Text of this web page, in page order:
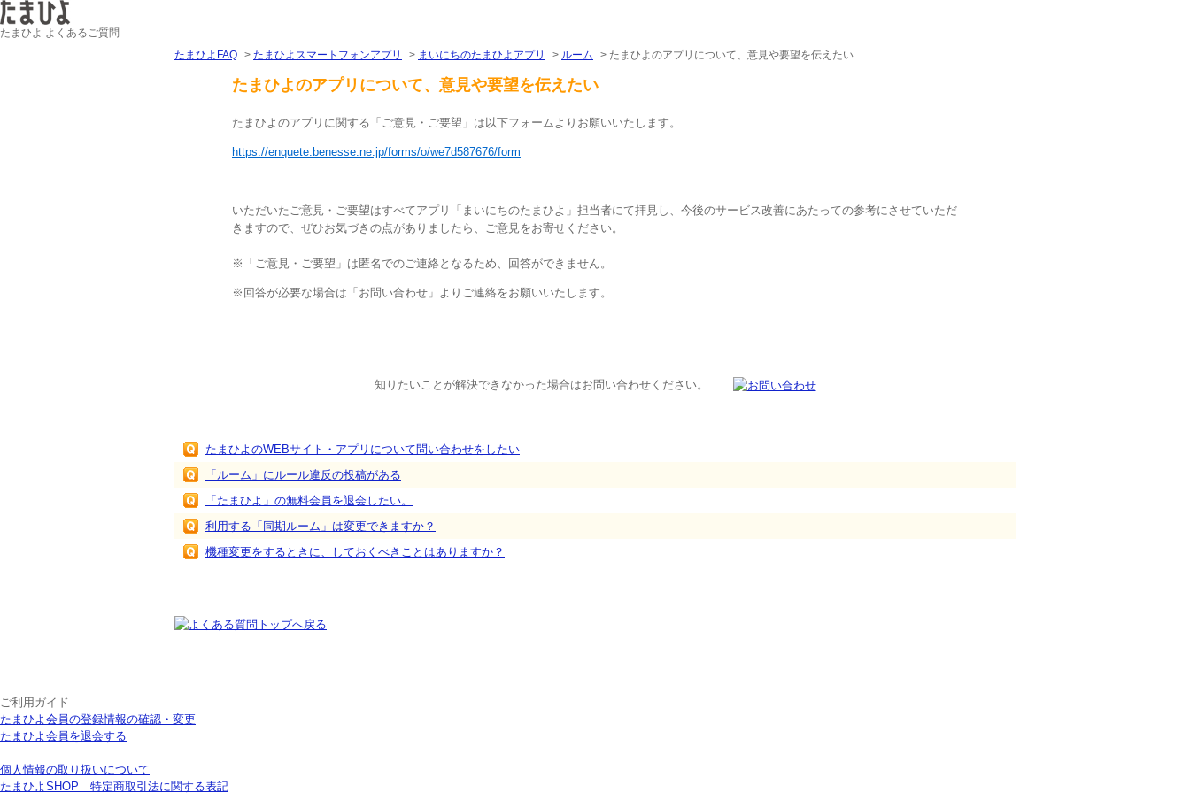
たまひよ よくあるご質問
たまひよFAQ > たまひよスマートフォンアプリ > まいにちのたまひよアプリ > ルーム > たまひよのアプリについて、意見や要望を伝えたい
たまひよのアプリについて、意見や要望を伝えたい
たまひよのアプリに関する「ご意見・ご要望」は以下フォームよりお願いいたします。
https://enquete.benesse.ne.jp/forms/o/we7d587676/form
いただいたご意見・ご要望はすべてアプリ「まいにちのたまひよ」担当者にて拝見し、今後のサービス改善にあたっての参考にさせていただ
きますので、ぜひお気づきの点がありましたら、ご意見をお寄せください。
※「ご意見・ご要望」は匿名でのご連絡となるため、回答ができません。
※回答が必要な場合は「お問い合わせ」よりご連絡をお願いいたします。
知りたいことが解決できなかった場合はお問い合わせください。
たまひよのWEBサイト・アプリについて問い合わせをしたい
「ルーム」にルール違反の投稿がある
「たまひよ」の無料会員を退会したい。
利用する「同期ルーム」は変更できますか？
機種変更をするときに、しておくべきことはありますか？
ご利用ガイド
たまひよ会員の登録情報の確認・変更
たまひよ会員を退会する
個人情報の取り扱いについて
たまひよSHOP 特定商取引法に関する表記